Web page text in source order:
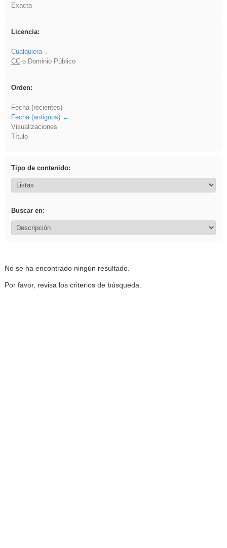
Exacta
Licencia:
Cualquiera
CCo Dominio Público
Orden:
Fecha (recientes)
Fecha (antiguos)
Visualizaciones
Título
Tipo de contenido:
Buscar en:
No se ha encontrado ningún resultado.
Por favor, revisa los criterios de búsqueda.